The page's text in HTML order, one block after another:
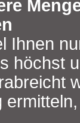
Ihnen
höchst